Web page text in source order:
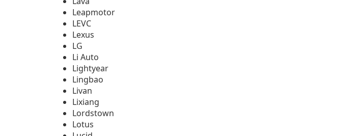
Leapmotor
LEVC
Lexus
LG
Li Auto
Lightyear
Lingbao
Livan
Lixiang
Lordstown
Lotus